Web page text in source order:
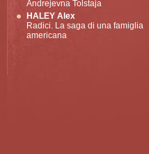
Andrejevna Tolstaja
HALEY Alex
Radici. La saga di una famiglia
americana